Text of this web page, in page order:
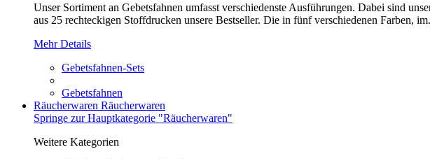
Unser Sortiment an Gebetsfahnen umfasst verschiedenste Ausführungen. Dabei sind
aus 25 rechteckigen Stoffdrucken unsere Bestseller. Die in fünf verschiedenen Farben,
Mehr Details
Gebetsfahnen-Sets
Gebetsfahnen
Räucherwaren Räucherwaren
Springe zur Hauptkategorie "Räucherwaren"
Weitere Kategorien